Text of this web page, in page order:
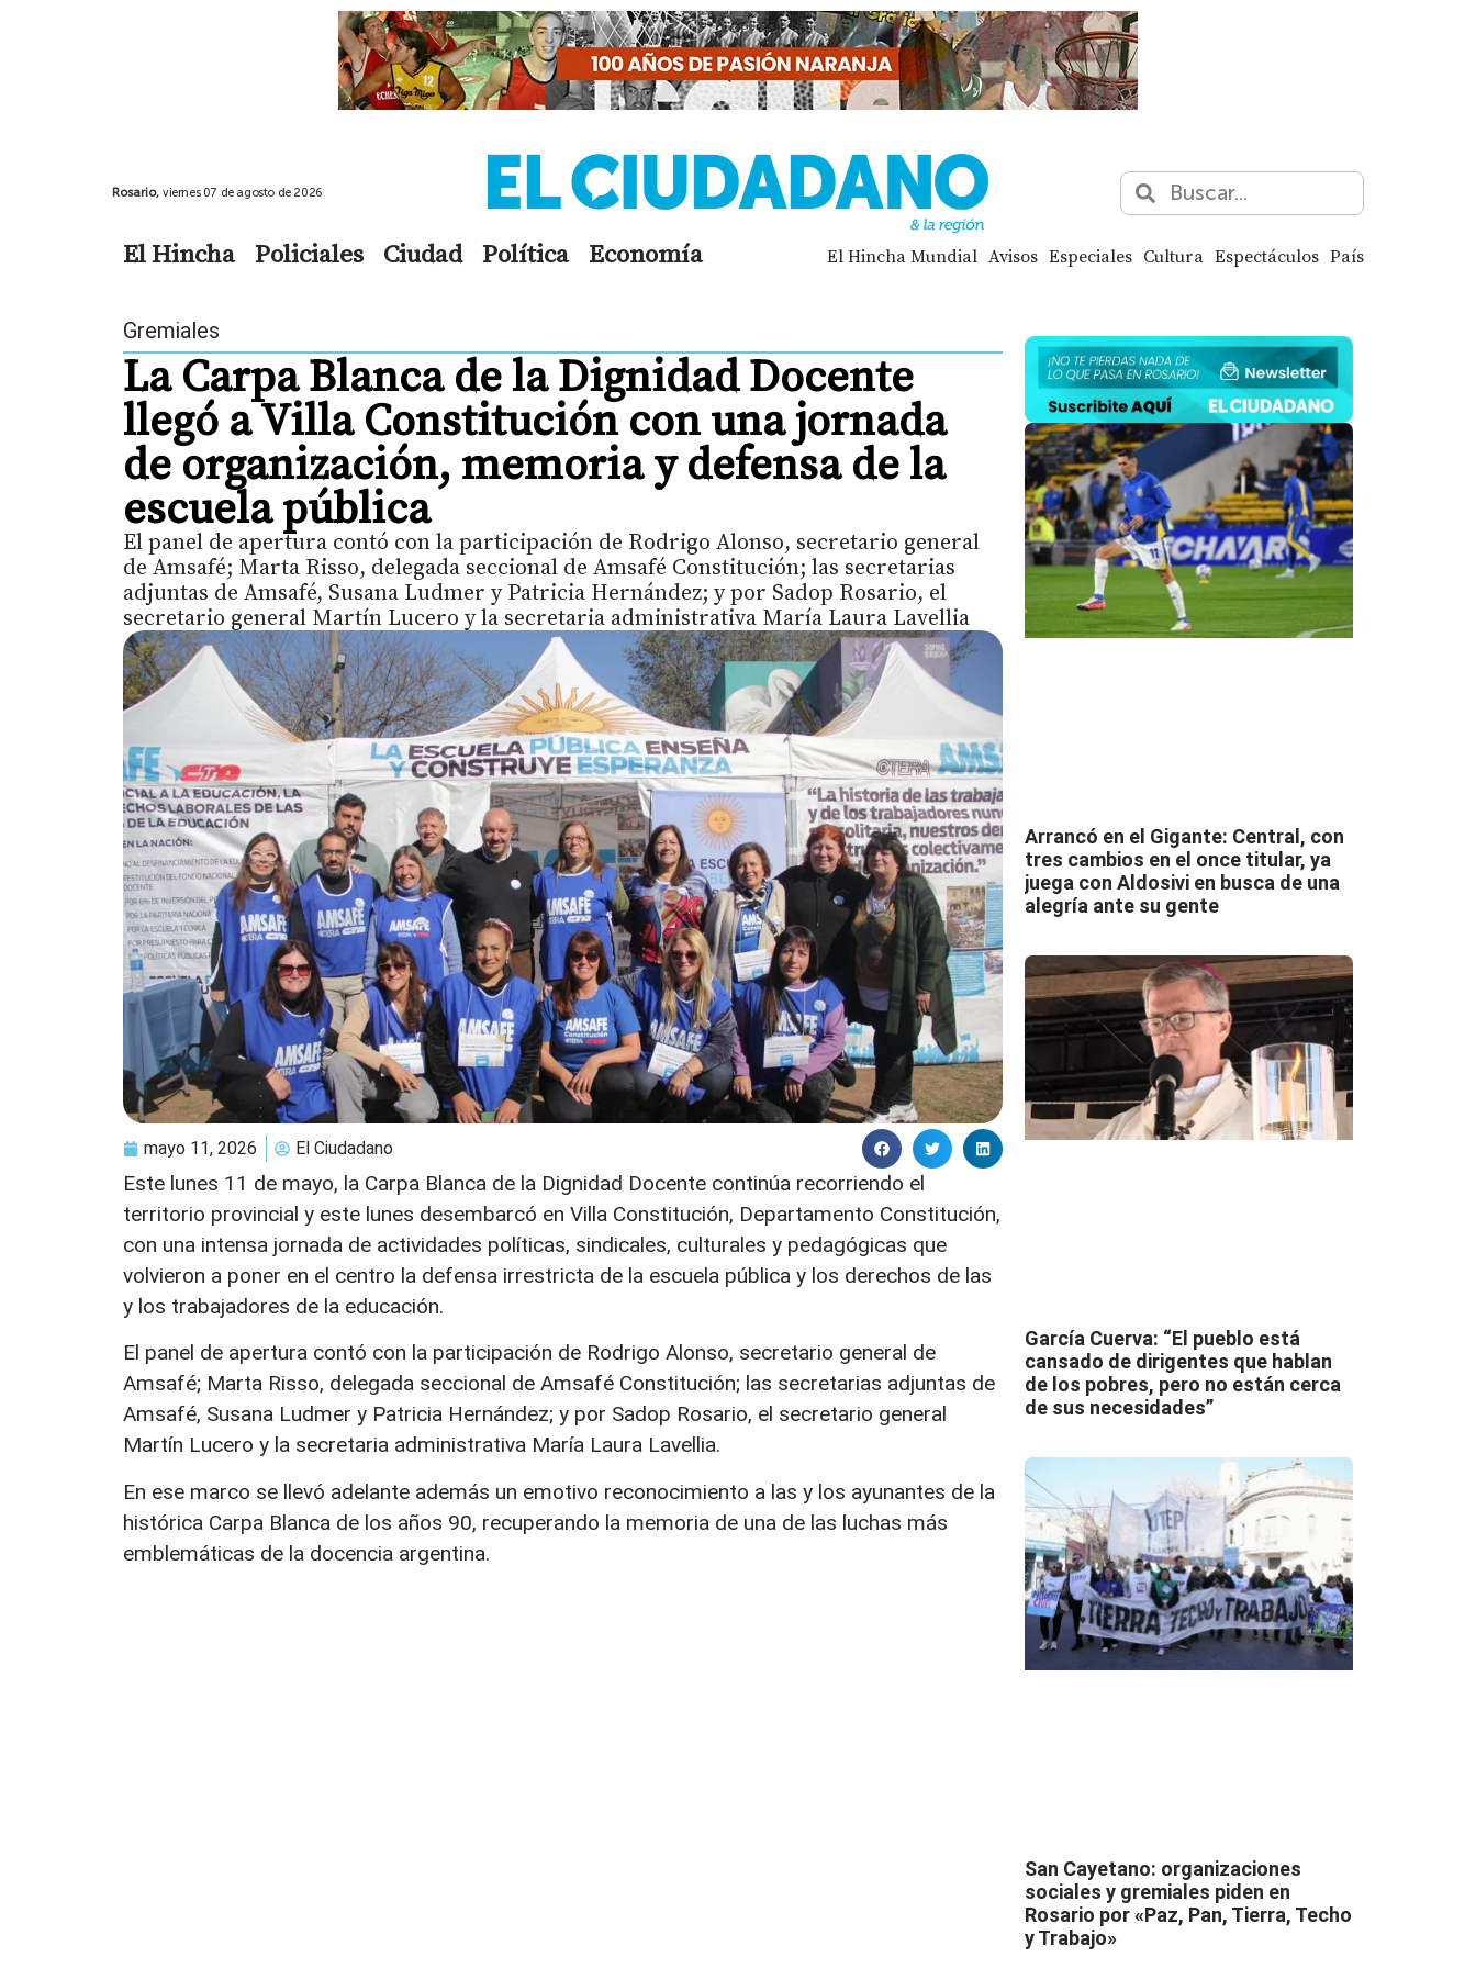
Rosario, viernes 07 de agosto de 2026
El Hincha Policiales Ciudad Política Economía El Hincha Mundial Avisos Especiales Cultura Espectáculos País
Gremiales
La Carpa Blanca de la Dignidad Docente
llegó a Villa Constitución con una jornada
de organización, memoria y defensa de la
escuela pública
El panel de apertura contó con la participación de Rodrigo Alonso, secretario general
de Amsafé; Marta Risso, delegada seccional de Amsafé Constitución; las secretarias
adjuntas de Amsafé, Susana Ludmer y Patricia Hernández; y por Sadop Rosario, el
secretario general Martín Lucero y la secretaria administrativa María Laura Lavellia
mayo 11, 2026 El Ciudadano
Este lunes 11 de mayo, la Carpa Blanca de la Dignidad Docente continúa recorriendo el
territorio provincial y este lunes desembarcó en Villa Constitución, Departamento Constitución,
con una intensa jornada de actividades políticas, sindicales, culturales y pedagógicas que
volvieron a poner en el centro la defensa irrestricta de la escuela pública y los derechos de las
y los trabajadores de la educación.
El panel de apertura contó con la participación de Rodrigo Alonso, secretario general de
Amsafé; Marta Risso, delegada seccional de Amsafé Constitución; las secretarias adjuntas de
Amsafé, Susana Ludmer y Patricia Hernández; y por Sadop Rosario, el secretario general
Martín Lucero y la secretaria administrativa María Laura Lavellia.
En ese marco se llevó adelante además un emotivo reconocimiento a las y los ayunantes de la
histórica Carpa Blanca de los años 90, recuperando la memoria de una de las luchas más
emblemáticas de la docencia argentina.
Arrancó en el Gigante: Central, con
tres cambios en el once titular, ya
juega con Aldosivi en busca de una
alegría ante su gente
García Cuerva: “El pueblo está
cansado de dirigentes que hablan
de los pobres, pero no están cerca
de sus necesidades”
San Cayetano: organizaciones
sociales y gremiales piden en
Rosario por «Paz, Pan, Tierra, Techo
y Trabajo»